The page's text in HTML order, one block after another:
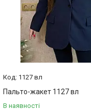
1127 вл
Пальто-жакет 1127 вл
В наявності